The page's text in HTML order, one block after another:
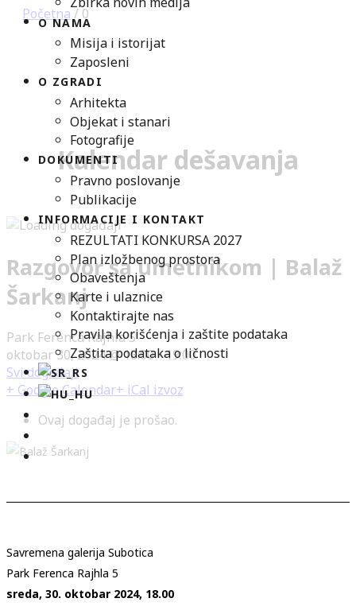
O NAMA
Misija i istorijat
Zaposleni
O ZGRADI
Arhitekta
Objekat i stanari
Fotografije
DOKUMENTI
Pravno poslovanje
Publikacije
INFORMACIJE I KONTAKT
REZULTATI KONKURSA 2027
Plan izložbenog prostora
Obaveštenja
Karte i ulaznice
Kontaktirajte nas
Pravila korišćenja i zaštite podataka
Zaštita podataka o ličnosti
Početna / 0
Kalendar dešavanja
Razgovor sa umetnikom | Balaž
Šarkanj
Park Ferenca Rajhla 5
oktobar 30, 2024 @ 18:00-19:00
Svi događaji
+ Google Calendar+ iCal izvoz
Ovaj događaj je prošao.
Savremena galerija Subotica
Park Ferenca Rajhla 5
sreda, 30. oktobar 2024, 18.00